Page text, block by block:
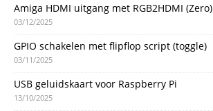
Amiga HDMI uitgang met RGB2HDMI (Zero)
03/12/2025
GPIO schakelen met flipflop script (toggle)
03/11/2025
USB geluidskaart voor Raspberry Pi
13/10/2025